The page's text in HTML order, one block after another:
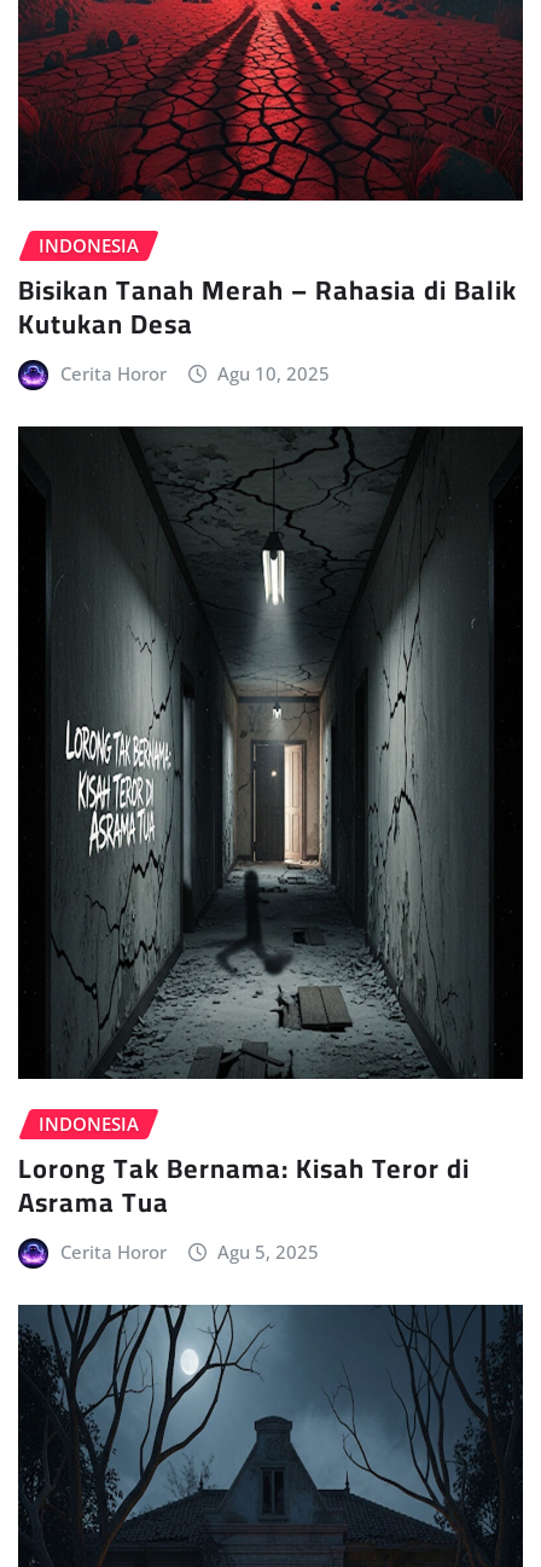
INDONESIA
Bisikan Tanah Merah – Rahasia di Balik
Kutukan Desa
Cerita Horor Agu 10, 2025
INDONESIA
Lorong Tak Bernama: Kisah Teror di
Asrama Tua
Cerita Horor Agu 5, 2025